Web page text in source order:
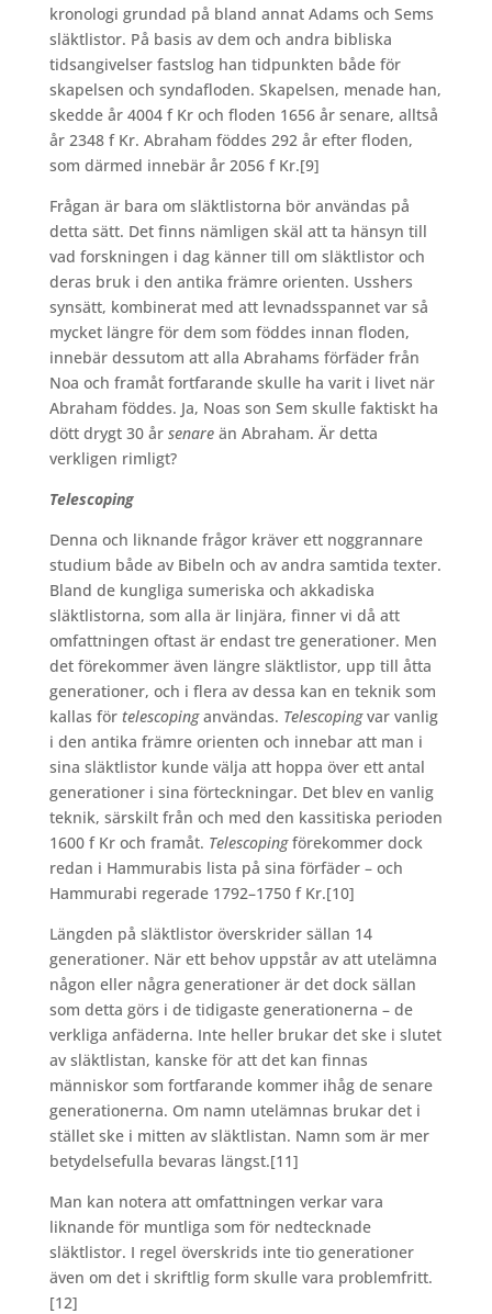
kronologi grundad på bland annat Adams och Sems
släktlistor. På basis av dem och andra bibliska
tidsangivelser fastslog han tidpunkten både för
skapelsen och syndafloden. Skapelsen, menade han,
skedde år 4004 f Kr och floden 1656 år senare, alltså
år 2348 f Kr. Abraham föddes 292 år efter floden,
som därmed innebär år 2056 f Kr.[9]
Frågan är bara om släktlistorna bör användas på
detta sätt. Det finns nämligen skäl att ta hänsyn till
vad forskningen i dag känner till om släktlistor och
deras bruk i den antika främre orienten. Usshers
synsätt, kombinerat med att levnadsspannet var så
mycket längre för dem som föddes innan floden,
innebär dessutom att alla Abrahams förfäder från
Noa och framåt fortfarande skulle ha varit i livet när
Abraham föddes. Ja, Noas son Sem skulle faktiskt ha
dött drygt 30 år senare än Abraham. Är detta
verkligen rimligt?
Telescoping
Denna och liknande frågor kräver ett noggrannare
studium både av Bibeln och av andra samtida texter.
Bland de kungliga sumeriska och akkadiska
släktlistorna, som alla är linjära, finner vi då att
omfattningen oftast är endast tre generationer. Men
det förekommer även längre släktlistor, upp till åtta
generationer, och i flera av dessa kan en teknik som
kallas för telescopinganvändas. Telescopingvar vanlig
i den antika främre orienten och innebar att man i
sina släktlistor kunde välja att hoppa över ett antal
generationer i sina förteckningar. Det blev en vanlig
teknik, särskilt från och med den kassitiska perioden
1600 f Kr och framåt. Telescopingförekommer dock
redan i Hammurabis lista på sina förfäder – och
Hammurabi regerade 1792–1750 f Kr.[10]
Längden på släktlistor överskrider sällan 14
generationer. När ett behov uppstår av att utelämna
någon eller några generationer är det dock sällan
som detta görs i de tidigaste generationerna – de
verkliga anfäderna. Inte heller brukar det ske i slutet
av släktlistan, kanske för att det kan finnas
människor som fortfarande kommer ihåg de senare
generationerna. Om namn utelämnas brukar det i
stället ske i mitten av släktlistan. Namn som är mer
betydelsefulla bevaras längst.[11]
Man kan notera att omfattningen verkar vara
liknande för muntliga som för nedtecknade
släktlistor. I regel överskrids inte tio generationer
även om det i skriftlig form skulle vara problemfritt.
[12]